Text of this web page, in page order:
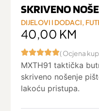
SKRIVENO
DIJELOVI I DODACI
40,00 KM
( Ocjena
MXTH91 taktička
skriveno nošenje
lakoću pristupa.